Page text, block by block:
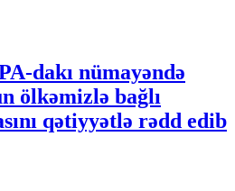
dakı nümayəndə
ölkəmizlə bağlı
qətiyyətlə rədd edib